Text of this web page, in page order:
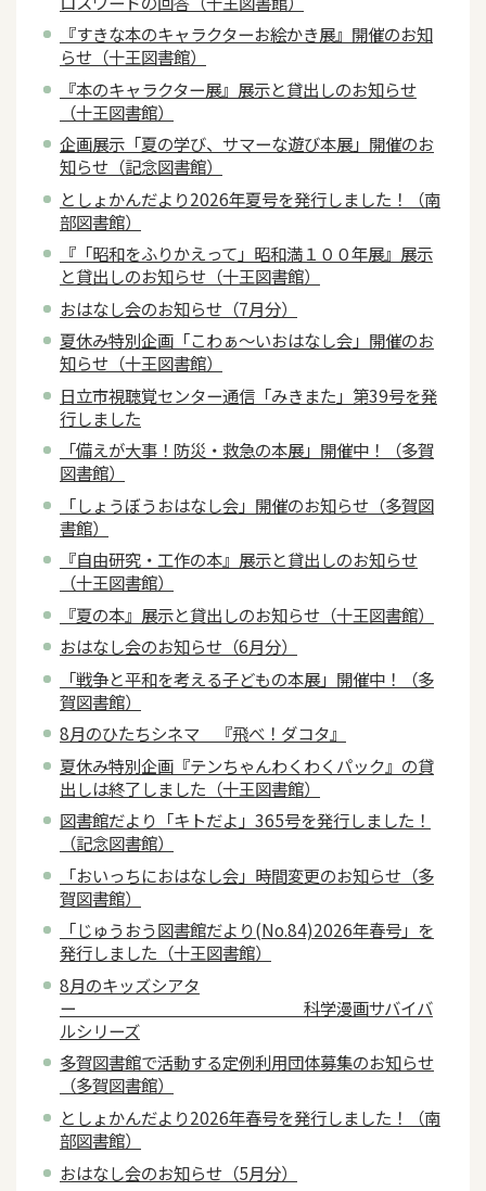
『すきな本のキャラクターお絵かき展』開催のお知
らせ（十王図書館）
『本のキャラクター展』展示と貸出しのお知らせ
（十王図書館）
企画展示「夏の学び、サマーな遊び本展」開催のお
知らせ（記念図書館）
としょかんだより2026年夏号を発行しました！（南
部図書館）
『「昭和をふりかえって」昭和満１００年展』展示
と貸出しのお知らせ（十王図書館）
おはなし会のお知らせ（7月分）
夏休み特別企画「こわぁ～いおはなし会」開催のお
知らせ（十王図書館）
日立市視聴覚センター通信「みきまた」第39号を発
行しました
「備えが大事！防災・救急の本展」開催中！（多賀
図書館）
「しょうぼうおはなし会」開催のお知らせ（多賀図
書館）
『自由研究・工作の本』展示と貸出しのお知らせ
（十王図書館）
『夏の本』展示と貸出しのお知らせ（十王図書館）
おはなし会のお知らせ（6月分）
「戦争と平和を考える子どもの本展」開催中！（多
賀図書館）
8月のひたちシネマ 『飛べ！ダコタ』
夏休み特別企画『テンちゃんわくわくパック』の貸
出しは終了しました（十王図書館）
図書館だより「キトだよ」365号を発行しました！
（記念図書館）
「おいっちにおはなし会」時間変更のお知らせ（多
賀図書館）
「じゅうおう図書館だより(No.84)2026年春号」を
発行しました（十王図書館）
8月のキッズシアタ
ー 科学漫画サバイバ
ルシリーズ
多賀図書館で活動する定例利用団体募集のお知らせ
（多賀図書館）
としょかんだより2026年春号を発行しました！（南
部図書館）
おはなし会のお知らせ（5月分）